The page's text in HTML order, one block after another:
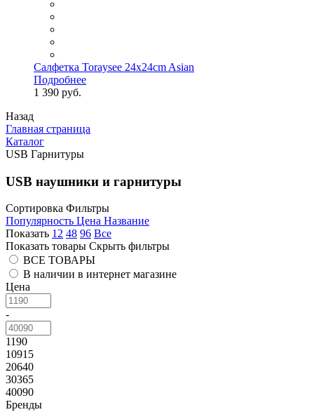
Салфетка Toraysee 24x24cm Asian
Подробнее
1 390 руб.
Назад
Главная страница
Каталог
USB Гарнитуры
USB наушники и гарнитуры
Сортировка Фильтры
Популярность Цена Название
Показать 12 48 96 Все
Показать товары Скрыть фильтры
ВСЕ ТОВАРЫ
В наличии в интернет магазине
Цена
-
1190
10915
20640
30365
40090
Бренды